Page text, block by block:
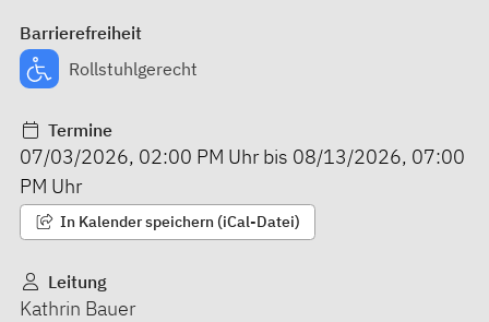
Barrierefreiheit
Rollstuhlgerecht
Termine
07/03/2026, 02:00 PM Uhr bis 08/13/2026, 07:00
PM Uhr
In Kalender speichern (iCal-Datei)
Leitung
Kathrin Bauer